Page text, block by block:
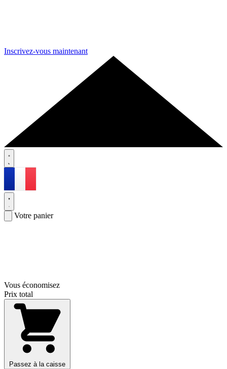
Inscrivez-vous maintenant
Votre panier
Vous économisez
Prix total
Passez à la caisse